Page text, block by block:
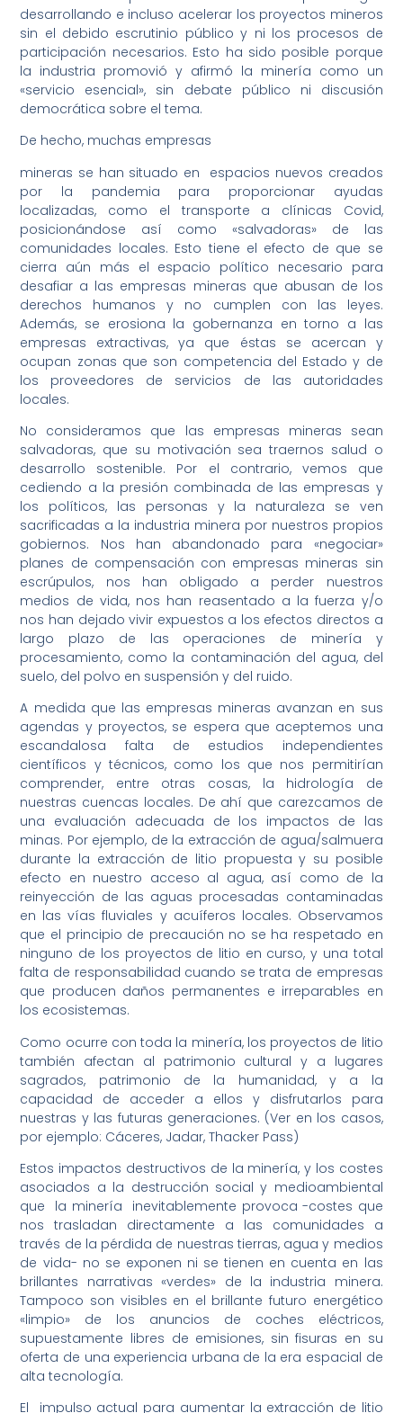
desarrollando e incluso acelerar los proyectos mineros
sin el debido escrutinio público y ni los procesos de
participación necesarios. Esto ha sido posible porque
la industria promovió y afirmó la minería como un
«servicio esencial», sin debate público ni discusión
democrática sobre el tema.
De hecho, muchas empresas
mineras se han situado en espacios nuevos creados
por la pandemia para proporcionar ayudas
localizadas, como el transporte a clínicas Covid,
posicionándose así como «salvadoras» de las
comunidades locales. Esto tiene el efecto de que se
cierra aún más el espacio político necesario para
desafiar a las empresas mineras que abusan de los
derechos humanos y no cumplen con las leyes.
Además, se erosiona la gobernanza en torno a las
empresas extractivas, ya que éstas se acercan y
ocupan zonas que son competencia del Estado y de
los proveedores de servicios de las autoridades
locales.
No consideramos que las empresas mineras sean
salvadoras, que su motivación sea traernos salud o
desarrollo sostenible. Por el contrario, vemos que
cediendo a la presión combinada de las empresas y
los políticos, las personas y la naturaleza se ven
sacrificadas a la industria minera por nuestros propios
gobiernos. Nos han abandonado para «negociar»
planes de compensación con empresas mineras sin
escrúpulos, nos han obligado a perder nuestros
medios de vida, nos han reasentado a la fuerza y/o
nos han dejado vivir expuestos a los efectos directos a
largo plazo de las operaciones de minería y
procesamiento, como la contaminación del agua, del
suelo, del polvo en suspensión y del ruido.
A medida que las empresas mineras avanzan en sus
agendas y proyectos, se espera que aceptemos una
escandalosa falta de estudios independientes
científicos y técnicos, como los que nos permitirían
comprender, entre otras cosas, la hidrología de
nuestras cuencas locales. De ahí que carezcamos de
una evaluación adecuada de los impactos de las
minas. Por ejemplo, de la extracción de agua/salmuera
durante la extracción de litio propuesta y su posible
efecto en nuestro acceso al agua, así como de la
reinyección de las aguas procesadas contaminadas
en las vías fluviales y acuíferos locales. Observamos
que el principio de precaución no se ha respetado en
ninguno de los proyectos de litio en curso, y una total
falta de responsabilidad cuando se trata de empresas
que producen daños permanentes e irreparables en
los ecosistemas.
Como ocurre con toda la minería, los proyectos de litio
también afectan al patrimonio cultural y a lugares
sagrados, patrimonio de la humanidad, y a la
capacidad de acceder a ellos y disfrutarlos para
nuestras y las futuras generaciones. (Ver en los casos,
por ejemplo: Cáceres, Jadar, Thacker Pass)
Estos impactos destructivos de la minería, y los costes
asociados a la destrucción social y medioambiental
que la minería inevitablemente provoca -costes que
nos trasladan directamente a las comunidades a
través de la pérdida de nuestras tierras, agua y medios
de vida- no se exponen ni se tienen en cuenta en las
brillantes narrativas «verdes» de la industria minera.
Tampoco son visibles en el brillante futuro energético
«limpio» de los anuncios de coches eléctricos,
supuestamente libres de emisiones, sin fisuras en su
oferta de una experiencia urbana de la era espacial de
alta tecnología.
El impulso actual para aumentar la extracción de litio